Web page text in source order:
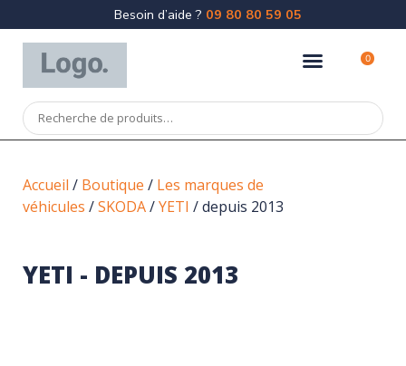
Besoin d’aide ? 09 80 80 59 05
0
Accueil / Boutique / Les marques de
véhicules /SKODA/YETI / depuis 2013
YETI - DEPUIS 2013